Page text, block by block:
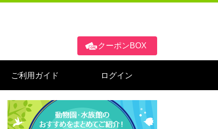
クーポンBOX
ご利用ガイド ログイン